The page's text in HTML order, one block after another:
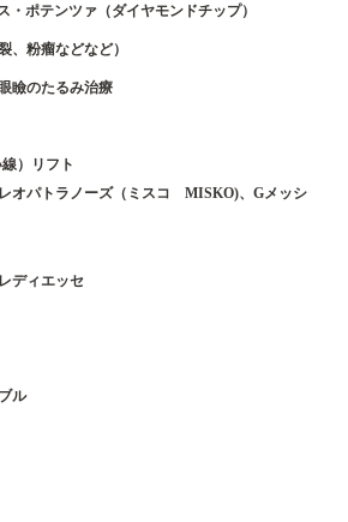
・ポテンツァ（ダイヤモンドチップ）
、粉瘤などなど）
瞼のたるみ治療
）リフト
オパトラノーズ（ミスコ MISKO)、Gメッシ
ディエッセ
ル